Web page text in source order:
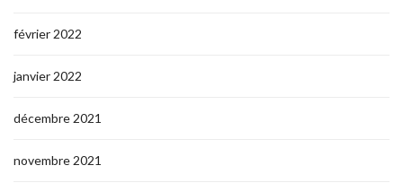
février 2022
janvier 2022
décembre 2021
novembre 2021